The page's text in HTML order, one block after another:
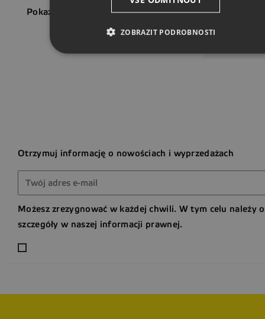
Pokazano 1-3 z 3 pozycji
Otrzymuj informację o nowościach i wyprzedażach
Możesz zrezygnować w każdej chwili. W tym celu należy
szczegóły w naszej informacji prawnej.
ZOBRAZIT PODROBNOSTI